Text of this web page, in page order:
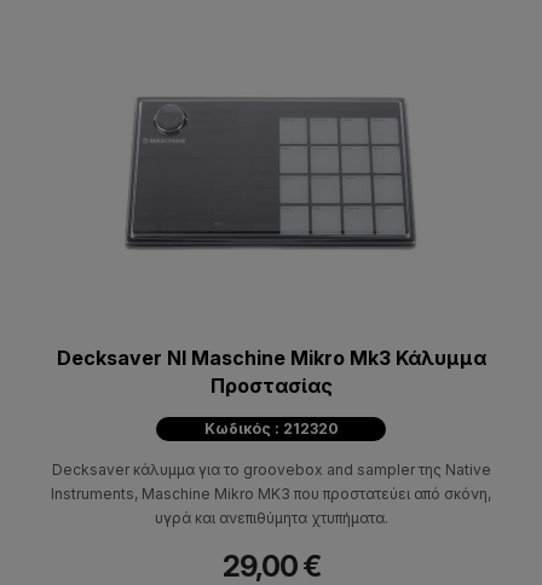
Decksaver NI Maschine Mikro Mk3 Κάλυμμα
Προστασίας
Κωδικός : 212320
Decksaver κάλυμμα για το groovebox and sampler της Native
Instruments, Maschine Mikro MK3 που προστατεύει από σκόνη,
υγρά και ανεπιθύμητα χτυπήματα.
29,00 €